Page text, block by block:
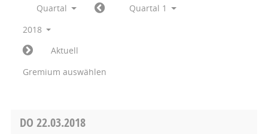
Quartal
Quartal 1
2018
Aktuell
Gremium auswählen
DO 22.03.2018